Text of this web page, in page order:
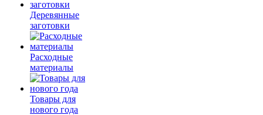
Деревянные
заготовки
Расходные
материалы
Товары для
нового года